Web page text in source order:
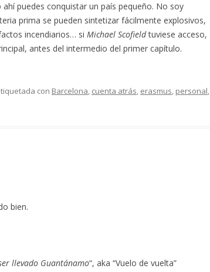
puedes conquistar un país pequeño. No soy
prima se pueden sintetizar fácilmente explosivos,
incendiarios… si Michael Scofieldtuviese acceso,
antes del intermedio del primer capítulo.
con Barcelona, cuenta atrás, erasmus, personal,
bien.
llevado Guantánamo“, aka “Vuelo de vuelta”